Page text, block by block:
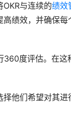
与连续的绩效
绩效，并确保
度评估。在这
他们希望对其